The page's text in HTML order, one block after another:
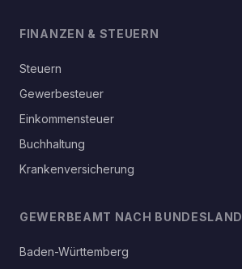
FINANZEN & STEUERN
Steuern
Gewerbesteuer
Einkommensteuer
Buchhaltung
Krankenversicherung
GEWERBEAMT NACH BUNDESLAND
Baden-Württemberg